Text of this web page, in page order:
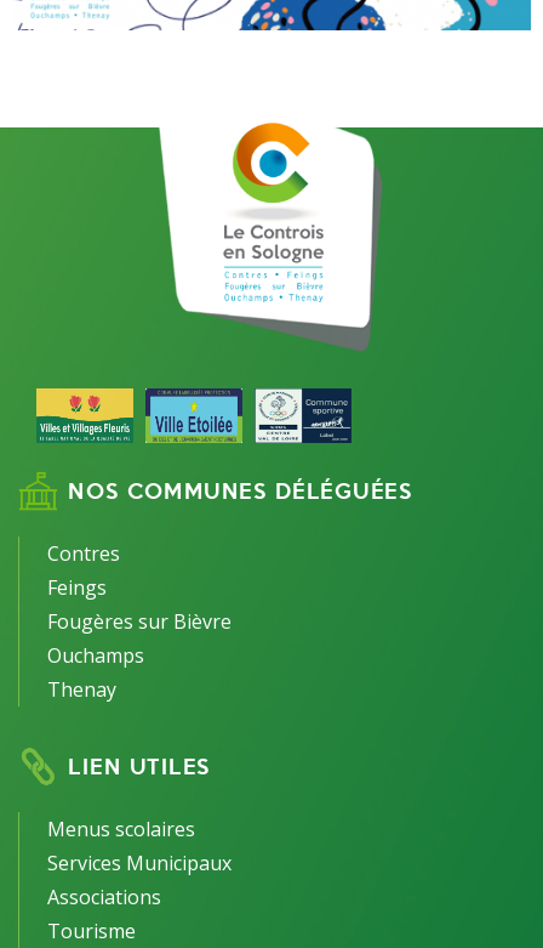
NOS COMMUNES DÉLÉGUÉES
Contres
Feings
Fougères sur Bièvre
Ouchamps
Thenay
LIEN UTILES
Menus scolaires
Services Municipaux
Associations
Tourisme